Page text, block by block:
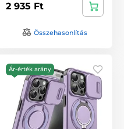
2 935 Ft
Összehasonlítás
Ár-érték arány